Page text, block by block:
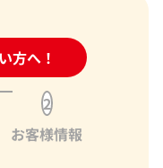
方へ！
フォーム
2
お客様情報